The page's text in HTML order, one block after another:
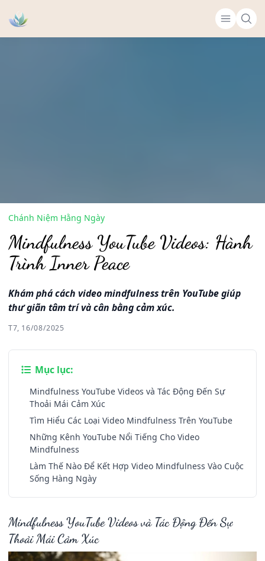
Chánh Niệm Hằng Ngày
Mindfulness YouTube Videos: Hành
Trình Inner Peace
Khám phá cách video mindfulness trên YouTube giúp
thư giãn tâm trí và cân bằng cảm xúc.
T7, 16/08/2025
Mục lục:
Mindfulness YouTube Videos và Tác Động Đến Sự
Thoải Mái Cảm Xúc
Tìm Hiểu Các Loại Video Mindfulness Trên YouTube
Những Kênh YouTube Nổi Tiếng Cho Video
Mindfulness
Làm Thế Nào Để Kết Hợp Video Mindfulness Vào Cuộc
Sống Hàng Ngày
Mindfulness YouTube Videos và Tác Động Đến Sự
Thoải Mái Cảm Xúc